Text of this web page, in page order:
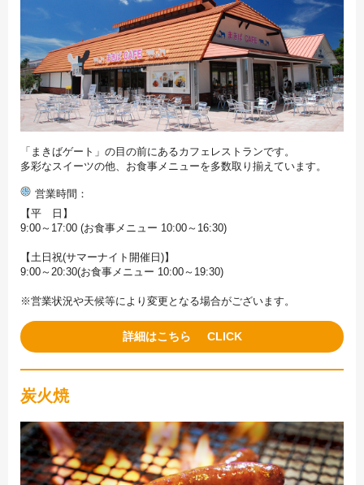
「まきばゲート」の目の前にあるカフェレストランです。
多彩なスイーツの他、お食事メニューを多数取り揃えています。
営業時間
【平 日】
9:00～17:00 (お食事メニュー 10:00～16:30)
【土日祝(サマーナイト開催日)】
9:00～20:30(お食事メニュー 10:00～19:30)
※営業状況や天候等により変更となる場合がございます。
詳細はこちら
炭火焼